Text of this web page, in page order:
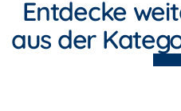
Entdecke
aus der